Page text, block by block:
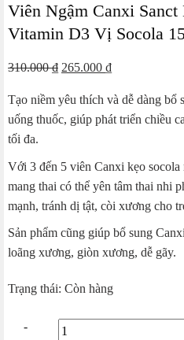
Viên Ngậm Canxi
Vitamin D3 Vị Socola
310.000₫ Giá
là:
310.000 ₫.
265.000 ₫Giá
tại
là:
Tạo niềm yêu thích và dễ dàng bổ
uống thuốc, giúp phát triển chiều
tối đa.
Với 3 đến 5 viên Canxi kẹo
mang thai có thể yên tâm thai nhi
mạnh, tránh dị tật, còi xương cho
Sản phẩm cũng giúp bổ sung
loãng xương, giòn xương, dễ gãy.
Trạng thái: Còn hàng